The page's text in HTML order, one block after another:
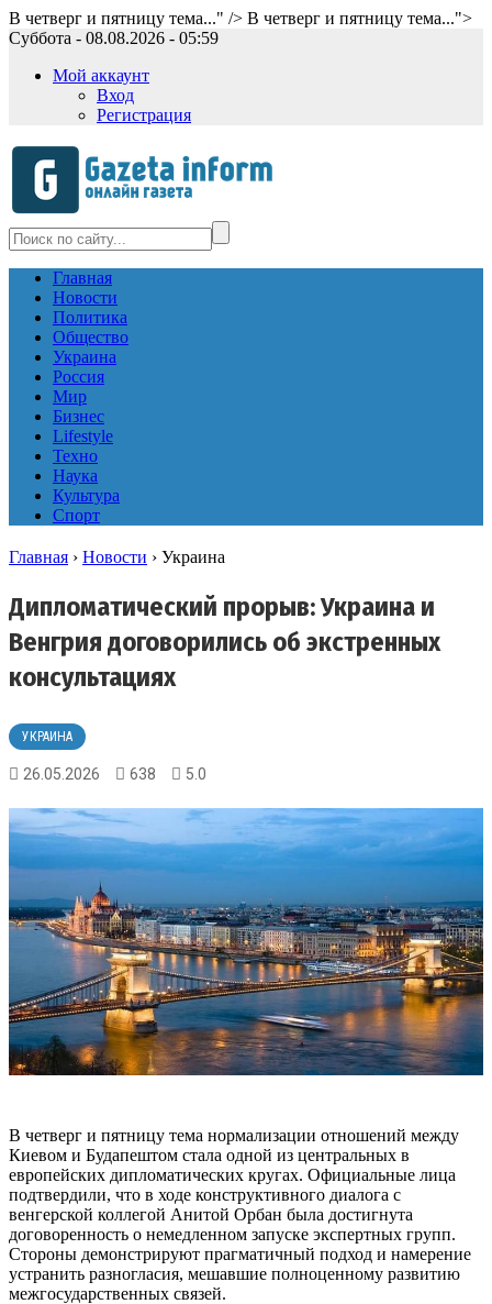
В четверг и пятницу тема..." /> В четверг и пятницу тема...">
Суббота - 08.08.2026 - 05:59
Мой аккаунт
Вход
Регистрация
Главная
Новости
Политика
Общество
Украина
Россия
Мир
Бизнес
Lifestyle
Техно
Наука
Культура
Спорт
Главная › Новости › Украина
Дипломатический прорыв: Украина и
Венгрия договорились об экстренных
консультациях
УКРАИНА
26.05.2026 638 5.0
В четверг и пятницу тема нормализации отношений между
Киевом и Будапештом стала одной из центральных в
европейских дипломатических кругах. Официальные лица
подтвердили, что в ходе конструктивного диалога с
венгерской коллегой Анитой Орбан была достигнута
договоренность о немедленном запуске экспертных групп.
Стороны демонстрируют прагматичный подход и намерение
устранить разногласия, мешавшие полноценному развитию
межгосударственных связей.